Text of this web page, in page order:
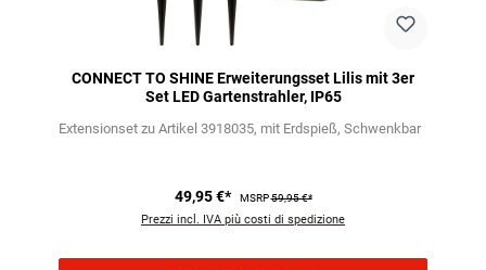
CONNECT TO SHINE Erweiterungsset Lilis mit 3er
Set LED Gartenstrahler, IP65
Extensionset zu Artikel 3918035 mit Erdspieß Schwenkbar
49,95 €* MSRP59,95 €*
Prezzi incl. IVA più costi di spedizione